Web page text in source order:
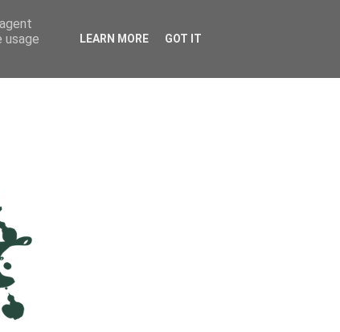
usage
LEARN MORE GOT IT